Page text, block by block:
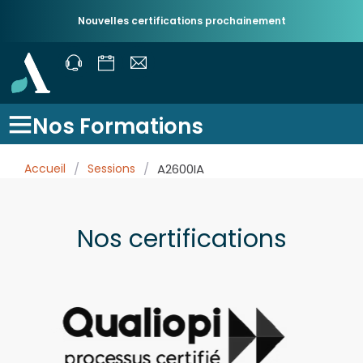
Nouvelles certifications prochainement
Nos Formations
Accueil / Sessions / A2600IA
Nos certifications